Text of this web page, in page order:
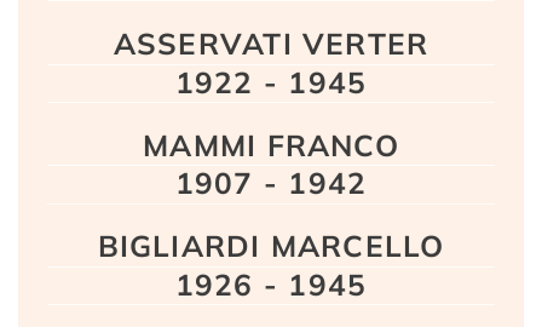
ASSERVATI VERTER
1922 - 1945
MAMMI FRANCO
1907 - 1942
BIGLIARDI MARCELLO
1926 - 1945